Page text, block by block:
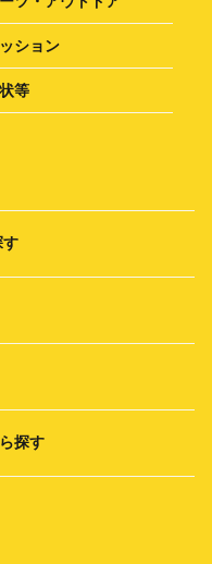
ション
等
す
探す